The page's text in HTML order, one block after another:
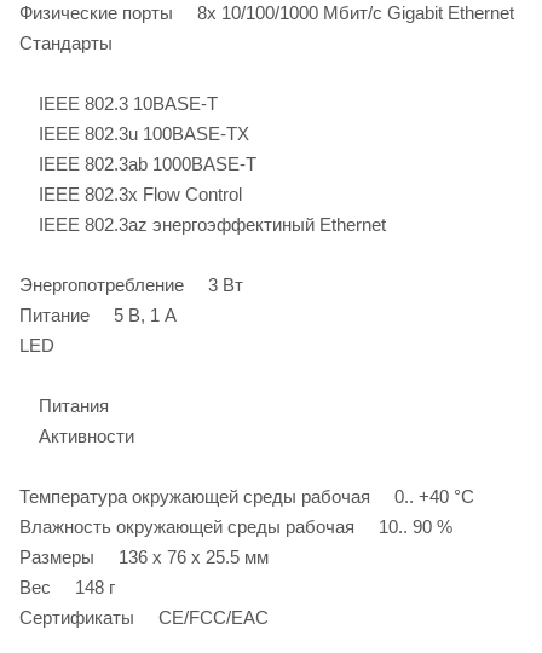
Физические порты 8x 10/100/1000 Мбит/с Gigabit Ethernet
Стандарты
IEEE 802.3 10BASE-T
IEEE 802.3u 100BASE-TX
IEEE 802.3ab 1000BASE-T
IEEE 802.3x Flow Control
IEEE 802.3az энергоэффектиный Ethernet
Энергопотребление 3 Вт
Питание 5 В, 1 А
LED
Питания
Активности
Температура окружающей среды рабочая 0.. +40 °C
Влажность окружающей среды рабочая 10.. 90 %
Размеры 136 x 76 x 25.5 мм
Вес 148 г
Сертификаты CE/FCC/EAC